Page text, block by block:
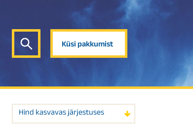
Küsi pakkumist
Hind kasvavas järjestuses